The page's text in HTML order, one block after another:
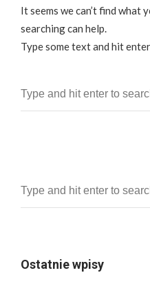
It seems we can’t find what
searching can help.
Type some text and hit
Ostatnie wpisy